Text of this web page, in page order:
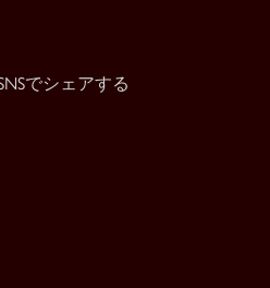
でシェアする